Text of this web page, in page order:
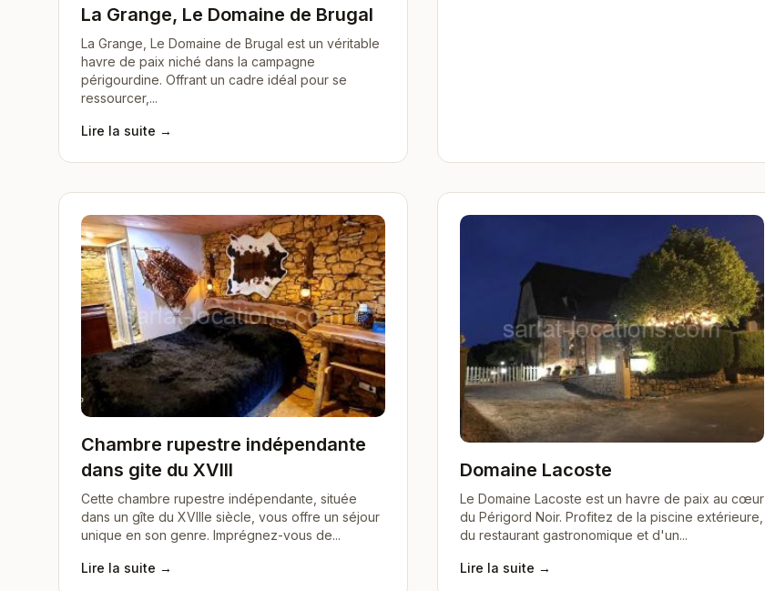
La Grange, Le Domaine de Brugal
La Grange, Le Domaine de Brugal est un véritable
havre de paix niché dans la campagne
périgourdine. Offrant un cadre idéal pour se
ressourcer,...
Lire la suite →
Chambre rupestre indépendante
dans gite du XVIII
Cette chambre rupestre indépendante, située
dans un gîte du XVIIIe siècle, vous offre un séjour
unique en son genre. Imprégnez-vous de...
Lire la suite →
Domaine Lacoste
Le Domaine Lacoste est un havre de paix au cœur
du Périgord Noir. Profitez de la piscine extérieure,
du restaurant gastronomique et d'un...
Lire la suite →